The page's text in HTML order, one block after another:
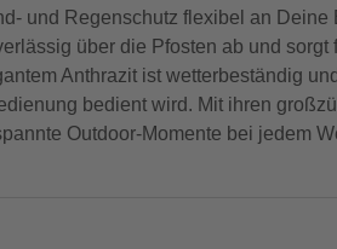
und Regenschutz flexibel an
über die Pfosten ab und
Anthrazit ist wetterbeständig
bedient wird. Mit ihren
Outdoor-Momente bei jedem